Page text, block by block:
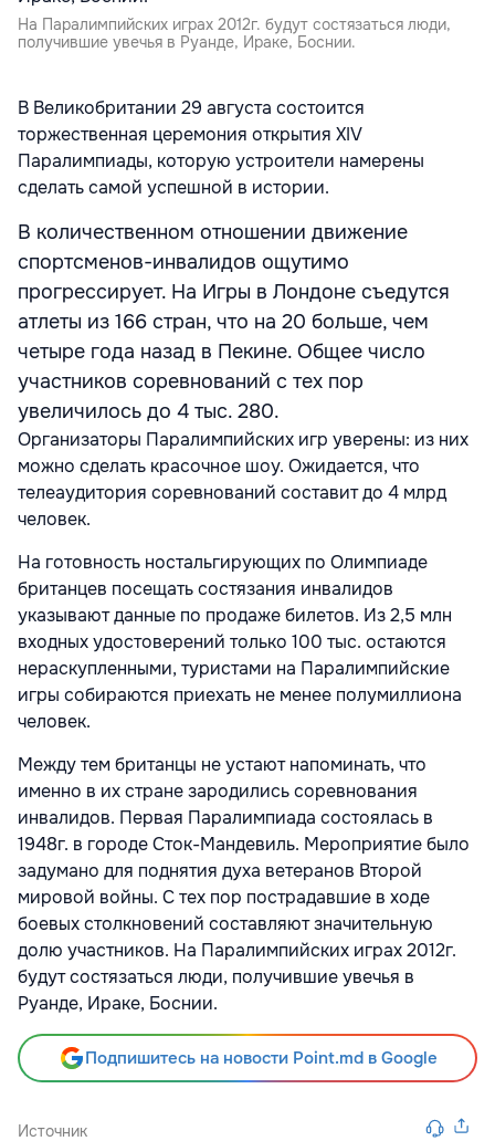
На Паралимпийских играх 2012г. будут состязаться люди,
получившие увечья в Руанде, Ираке, Боснии.
В Великобритании 29 августа состоится
торжественная церемония открытия XIV
Паралимпиады, которую устроители намерены
сделать самой успешной в истории.
В количественном отношении движение
спортсменов-инвалидов ощутимо
прогрессирует. На Игры в Лондоне съедутся
атлеты из 166 стран, что на 20 больше, чем
четыре года назад в Пекине. Общее число
участников соревнований с тех пор
увеличилось до 4 тыс. 280.
Организаторы Паралимпийских игр уверены: из них
можно сделать красочное шоу. Ожидается, что
телеаудитория соревнований составит до 4 млрд
человек.
На готовность ностальгирующих по Олимпиаде
британцев посещать состязания инвалидов
указывают данные по продаже билетов. Из 2,5 млн
входных удостоверений только 100 тыс. остаются
нераскупленными, туристами на Паралимпийские
игры собираются приехать не менее полумиллиона
человек.
Между тем британцы не устают напоминать, что
именно в их стране зародились соревнования
инвалидов. Первая Паралимпиада состоялась в
1948г. в городе Сток-Мандевиль. Мероприятие было
задумано для поднятия духа ветеранов Второй
мировой войны. С тех пор пострадавшие в ходе
боевых столкновений составляют значительную
долю участников. На Паралимпийских играх 2012г.
будут состязаться люди, получившие увечья в
Руанде, Ираке, Боснии.
Подпишитесь на новости Point.md в Google
Источник